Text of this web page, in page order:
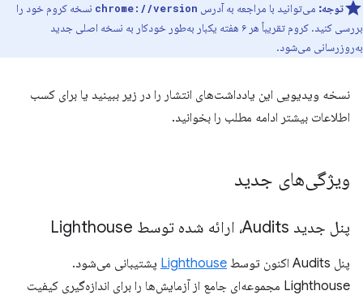
توجه: می‌توانید با مراجعه به آدرس chrome://version نسخه کروم خود را
بررسی کنید. کروم تقریباً هر ۶ هفته یکبار به‌طور خودکار به نسخه اصلی جدید
به‌روزرسانی می‌شود.
نسخه ویدیویی این یادداشت‌های انتشار را در زیر ببینید یا برای کسب
اطلاعات بیشتر ادامه مطلب را بخوانید.
ویژگی‌های جدید
پنل جدید Audits، ارائه شده توسط Lighthouse
پنل Audits اکنون توسط Lighthouse پشتیبانی می‌شود.
Lighthouse مجموعه‌ای جامع از آزمایش‌ها را برای اندازه‌گیری کیفیت